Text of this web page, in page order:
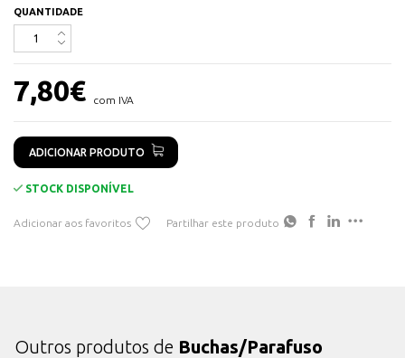
Cabeça parafuso: PZ2
Quantidade caixa: 50 Bucas + 50 Parafusos
Combinação de dois componentes para um melhor
desempenho.
ou chapas (adaptação / torção).
Melhor resposta possível para a bucha: pode dizer-se que a bucha
QUANTIDADE
7,80€ com IVA
ADICIONAR PRODUTO
STOCK DISPONÍVEL
Adicionar aos favoritos Partilhar este produto
Outros produtos de Buchas/Parafuso